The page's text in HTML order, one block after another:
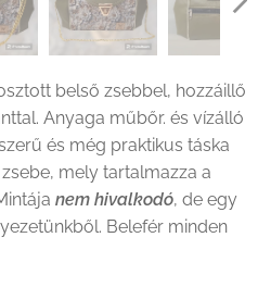
belső zsebbel, hozzáillő
Anyaga műbőr. és vízálló
és még praktikus táska
mely tartalmazza a
nem hivalkodó, de egy
Belefér minden